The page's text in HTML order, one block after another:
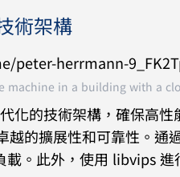
術架構
machine in a building with a
化的技術架構，確保高
的擴展性和可靠性。通
載。此外，使用 libvips